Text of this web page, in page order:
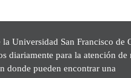
Universidad San Francisco de
diariamente para la atención de
donde pueden encontrar una